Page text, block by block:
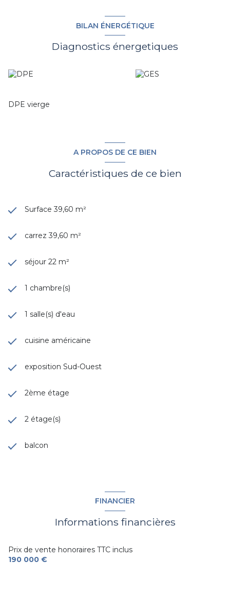
BILAN ÉNERGÉTIQUE
Diagnostics énergetiques
DPE vierge
A PROPOS DE CE BIEN
Caractéristiques de ce bien
Surface 39,60 m²
carrez 39,60 m²
séjour 22 m²
1 chambre(s)
1 salle(s) d'eau
cuisine américaine
exposition Sud-Ouest
2ème étage
2 étage(s)
balcon
FINANCIER
Informations financières
Prix de vente honoraires TTC inclus
190 000 €